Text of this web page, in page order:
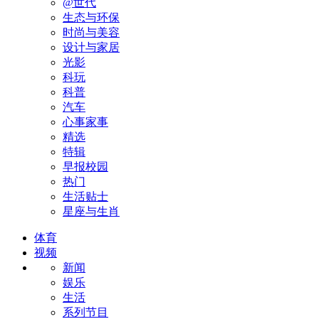
生态与环保
时尚与美容
设计与家居
光影
科玩
科普
汽车
心事家事
精选
特辑
早报校园
热门
生活贴士
星座与生肖
体育
视频
新闻
娱乐
生活
系列节目